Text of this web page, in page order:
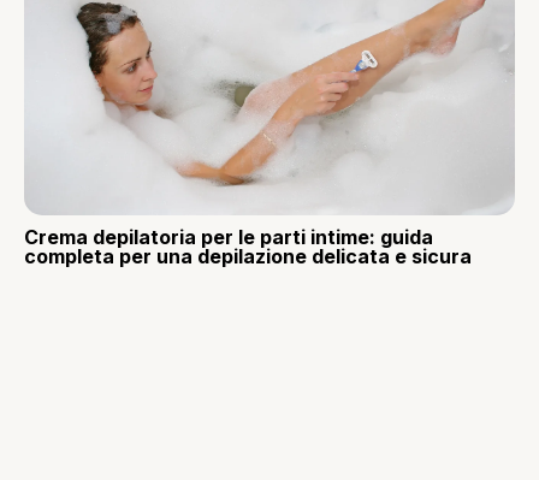
Crema depilatoria per le parti intime: guida
completa per una depilazione delicata e sicura